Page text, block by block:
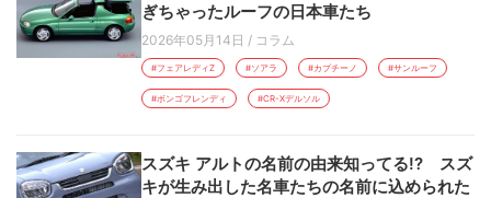
ぎちゃったルーフの日本車たち
2026年05月14日 / コラム
#フェアレディZ #ソアラ #カプチーノ #サンルーフ
#ボンゴフレンディ #CR-Xデルソル
スズキ アルトの名前の由来知ってる!? スズ
キが生み出した名車たちの名前に込められた